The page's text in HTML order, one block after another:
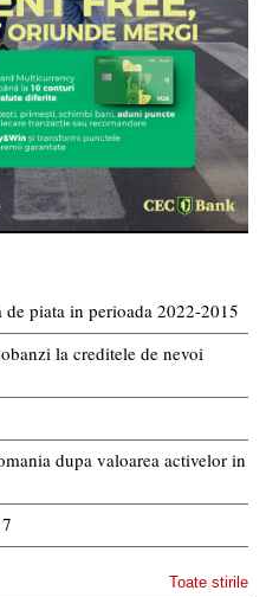
piata in perioada 2022-2015
la creditele de nevoi
dupa valoarea activelor in
Toate stirile